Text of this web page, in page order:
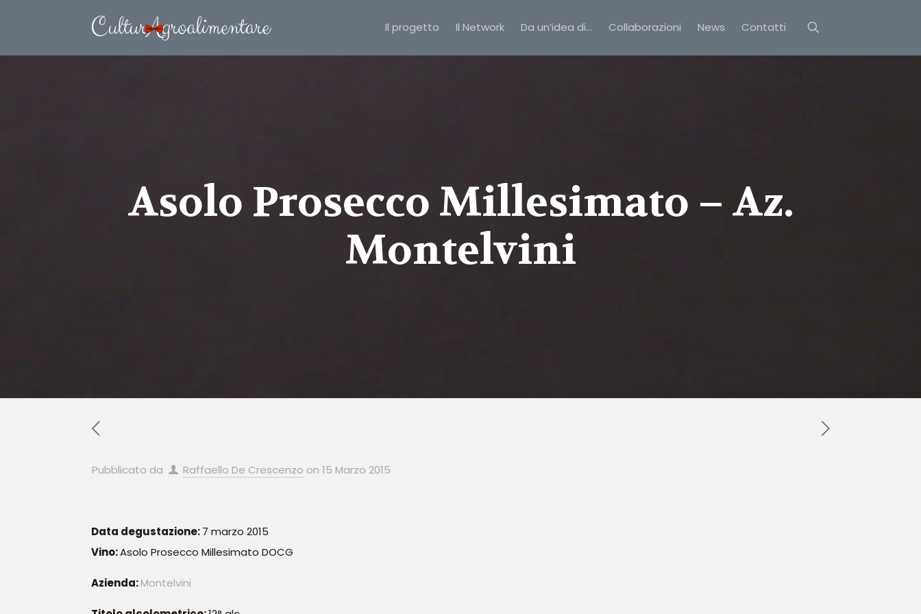
Il progetto Il Network Da un’idea di… Collaborazioni News Contatti
Asolo Prosecco Millesimato – Az.
Montelvini
Pubblicato da Raffaello De Crescenzo on 15 Marzo 2015
Data degustazione:7 marzo 2015
Vino:Asolo Prosecco Millesimato DOCG
Azienda:Montelvini